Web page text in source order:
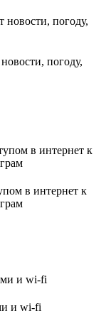
погоду,
в интернет к
и wi-fi